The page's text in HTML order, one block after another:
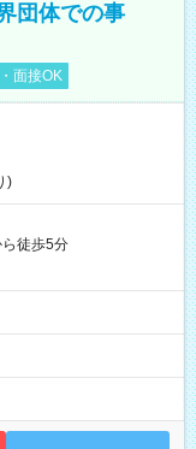
団体での事
面接OK
)
徒歩5分